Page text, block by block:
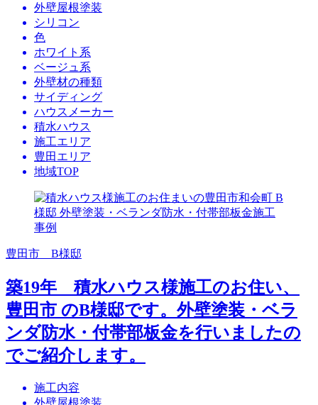
外壁屋根塗装
シリコン
色
ホワイト系
ベージュ系
外壁材の種類
サイディング
ハウスメーカー
積水ハウス
施工エリア
豊田エリア
地域TOP
豊田市 B様邸
築19年 積水ハウス様施工のお住い、
豊田市 のB様邸です。外壁塗装・ベラ
ンダ防水・付帯部板金を行いましたの
でご紹介します。
施工内容
外壁屋根塗装